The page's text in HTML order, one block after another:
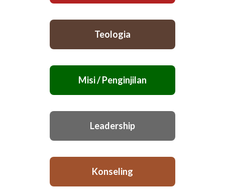
Teologia
Misi / Penginjilan
Leadership
Konseling